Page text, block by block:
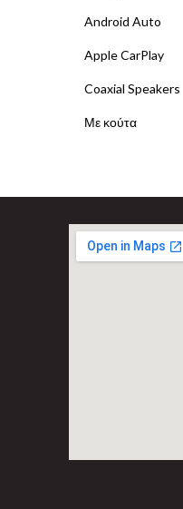
Android Auto
Apple CarPlay
Coaxial Speakers
Με κούτα